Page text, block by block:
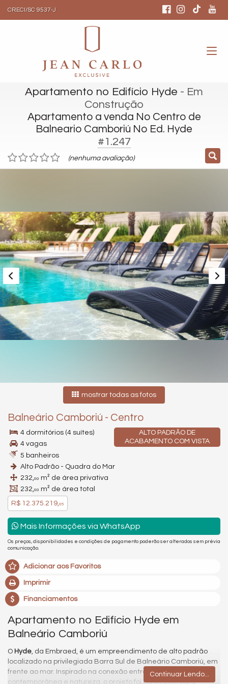
CRECI/SC 9537-J
Apartamento no Edifício Hyde - Em
Construção
Apartamento a venda No Centro de
Balneario Camboriú No Ed. Hyde
#1.247
(nenhuma avaliação)
mostrar todas as fotos
Balneário Camboriú - Centro
ALTO PADRÃO DE
ACABAMENTO COM VISTA
4 dormitórios (4 suítes)
4 vagas
5 banheiros
Alto Padrão - Quadra do Mar
232,00 m² de área privativa
232,00 m² de área total
R$ 12.375.219,05
Mais Informações via WhatsApp
Os preços, disponibilidades e condições de pagamento poderão ser alterados sem prévia
comunicação.
Adicionar aos Favoritos
Imprimir
Financiamentos
Apartamento no Edifício Hyde em
Balneário Camboriú
O Hyde, da Embraed, é um empreendimento de alto padrão
localizado na privilegiada Barra Sul de Balneário Camboriú, em
frente ao mar. Inspirado na conexão entre arquitetura
contemporânea e natureza, o projeto foi concebido para
Continuar Lendo...